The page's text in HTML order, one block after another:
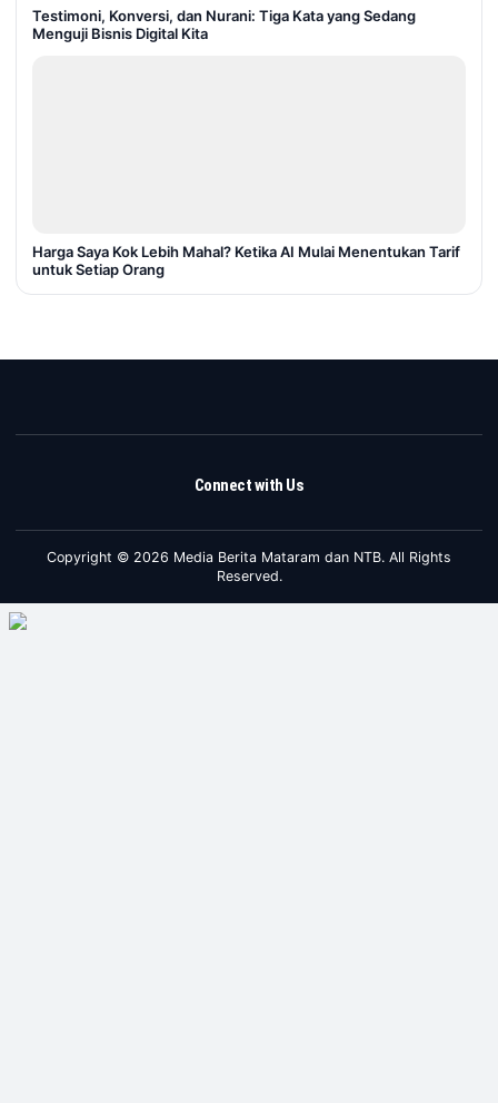
Testimoni, Konversi, dan Nurani: Tiga Kata yang Sedang
Menguji Bisnis Digital Kita
Harga Saya Kok Lebih Mahal? Ketika AI Mulai Menentukan Tarif
untuk Setiap Orang
Connect with Us
Copyright © 2026 Media Berita Mataram dan NTB. All Rights
Reserved.